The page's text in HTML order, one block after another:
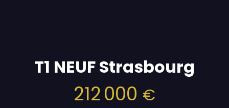
T1 NEUF Strasbourg
212 000 €